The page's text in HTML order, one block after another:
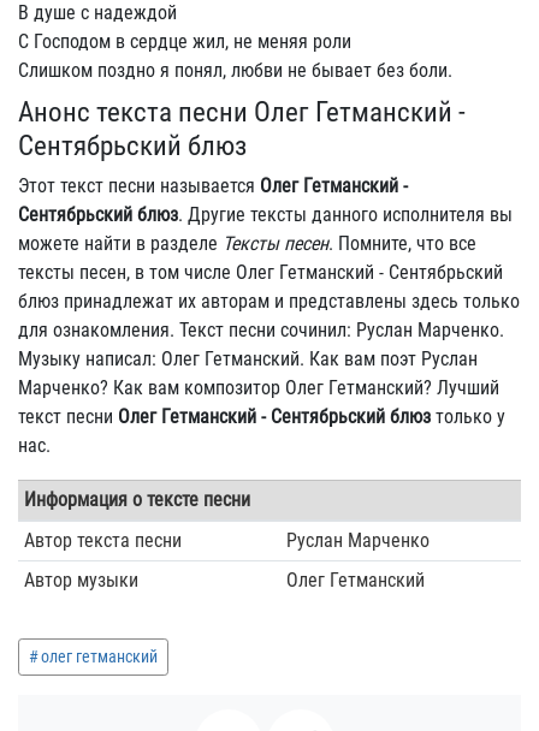
В душе с надеждой
С Господом в сердце жил, не меняя роли
Слишком поздно я понял, любви не бывает без боли.
Анонс текста песни Олег Гетманский -
Сентябрьский блюз
Этот текст песни называется Олег Гетманский -
Сентябрьский блюз. Другие тексты данного исполнителя вы
можете найти в разделе Тексты песен. Помните, что все
тексты песен, в том числе Олег Гетманский - Сентябрьский
блюз принадлежат их авторам и представлены здесь только
для ознакомления. Текст песни сочинил: Руслан Марченко.
Музыку написал: Олег Гетманский. Как вам поэт Руслан
Марченко? Как вам композитор Олег Гетманский? Лучший
текст песни Олег Гетманский - Сентябрьский блюз только у
нас.
Информация о тексте песни
Автор текста песни
Руслан Марченко
Автор музыки
Олег Гетманский
олег гетманский